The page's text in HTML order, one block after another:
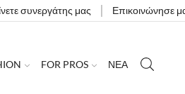
συνεργάτης μας Επικοινώνησε
FOR PROS ΝΕΑ